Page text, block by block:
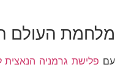
מלחמת העולם
עם פלישת גרמניה הנאצית